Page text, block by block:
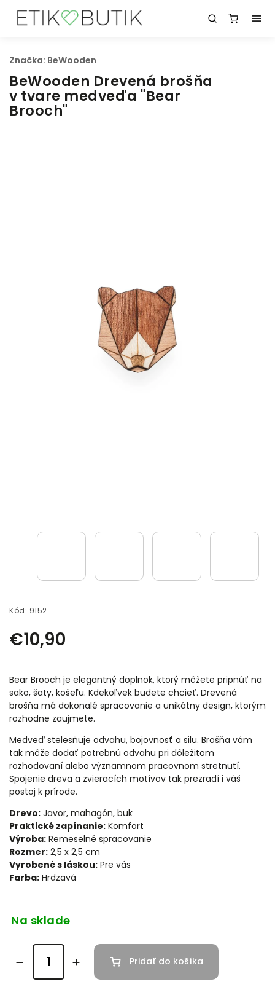
BeWooden Drevená brošňa
v tvare medveďa "Bear
Brooch"
Kód: 9152
€10,90
Bear Brooch je elegantný doplnok, ktorý môžete pripnúť na
sako, šaty, košeľu. Kdekoľvek budete chcieť. Drevená
brošňa má dokonalé spracovanie a unikátny design, ktorým
rozhodne zaujmete.
Medveď stelesňuje odvahu, bojovnosť a silu. Brošňa vám
tak môže dodať potrebnú odvahu pri dôležitom
rozhodovaní alebo významnom pracovnom stretnutí.
Spojenie dreva a zvieracích motívov tak prezradí i váš
postoj k prírode.
Drevo: Javor, mahagón, buk
Praktické zapínanie: Komfort
Výroba: Remeselné spracovanie
Rozmer: 2,5 x 2,5 cm
Vyrobené s láskou: Pre vás
Farba: Hrdzavá
Značka: BeWooden
Na sklade
Pridať do košíka